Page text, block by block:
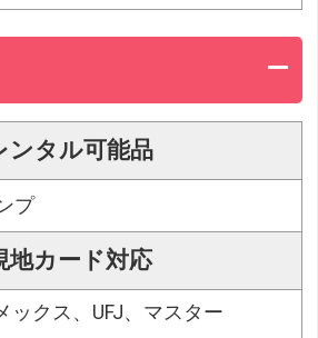
ンタル可能品
プ
地カード対応
ックス、UFJ、マスター